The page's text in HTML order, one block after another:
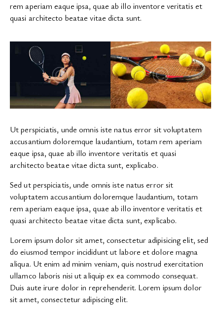
rem aperiam eaque ipsa, quae ab illo inventore veritatis et
quasi architecto beatae vitae dicta sunt.
Ut perspiciatis, unde omnis iste natus error sit voluptatem
accusantium doloremque laudantium, totam rem aperiam
eaque ipsa, quae ab illo inventore veritatis et quasi
architecto beatae vitae dicta sunt, explicabo.
Sed ut perspiciatis, unde omnis iste natus error sit
voluptatem accusantium doloremque laudantium, totam
rem aperiam eaque ipsa, quae ab illo inventore veritatis et
quasi architecto beatae vitae dicta sunt, explicabo.
Lorem ipsum dolor sit amet, consectetur adipisicing elit, sed
do eiusmod tempor incididunt ut labore et dolore magna
aliqua. Ut enim ad minim veniam, quis nostrud exercitation
ullamco laboris nisi ut aliquip ex ea commodo consequat.
Duis aute irure dolor in reprehenderit. Lorem ipsum dolor
sit amet, consectetur adipiscing elit.